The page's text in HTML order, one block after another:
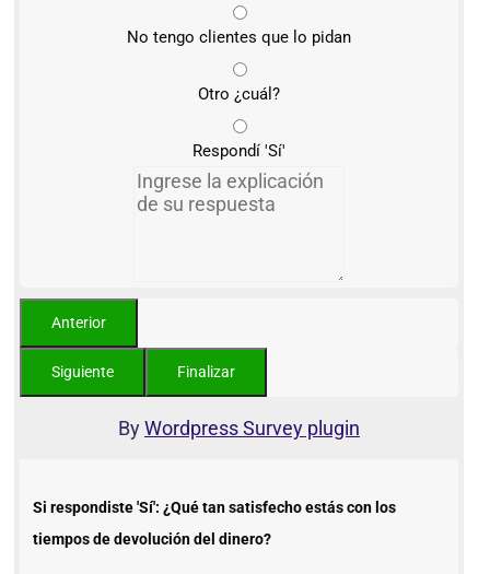
No tengo clientes que lo pidan
Otro ¿cuál?
Respondí 'Sí'
ByWordpress Survey plugin
Si respondiste 'Sí': ¿Qué tan satisfecho estás con los
tiempos de devolución del dinero?